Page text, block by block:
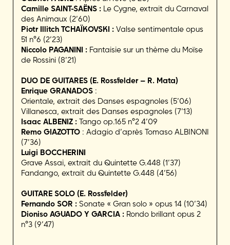
Camille SAINT-SAËNS : Le Cygne, extrait du Carnaval
des Animaux (2’60)
Piotr Illitch TCHAÏKOVSKI : Valse sentimentale opus
51 n°6 (2’23)
Niccolo PAGANINI : Fantaisie sur un thème du Moïse
de Rossini (8’21)
DUO DE GUITARES (E. Rossfelder – R. Mata)
Enrique GRANADOS :
Orientale, extrait des Danses espagnoles (5’06)
Villanesca, extrait des Danses espagnoles (7’13)
Isaac ALBENIZ : Tango op.165 n°2 4’09
Remo GIAZOTTO : Adagio d’après Tomaso ALBINONI
(7’36)
Luigi BOCCHERINI
Grave Assai, extrait du Quintette G.448 (1’37)
Fandango, extrait du Quintette G.448 (4’56)
GUITARE SOLO (E. Rossfelder)
Fernando SOR : Sonate « Gran solo » opus 14 (10’34)
Dioniso AGUADO Y GARCIA : Rondo brillant opus 2
n°3 (9’47)